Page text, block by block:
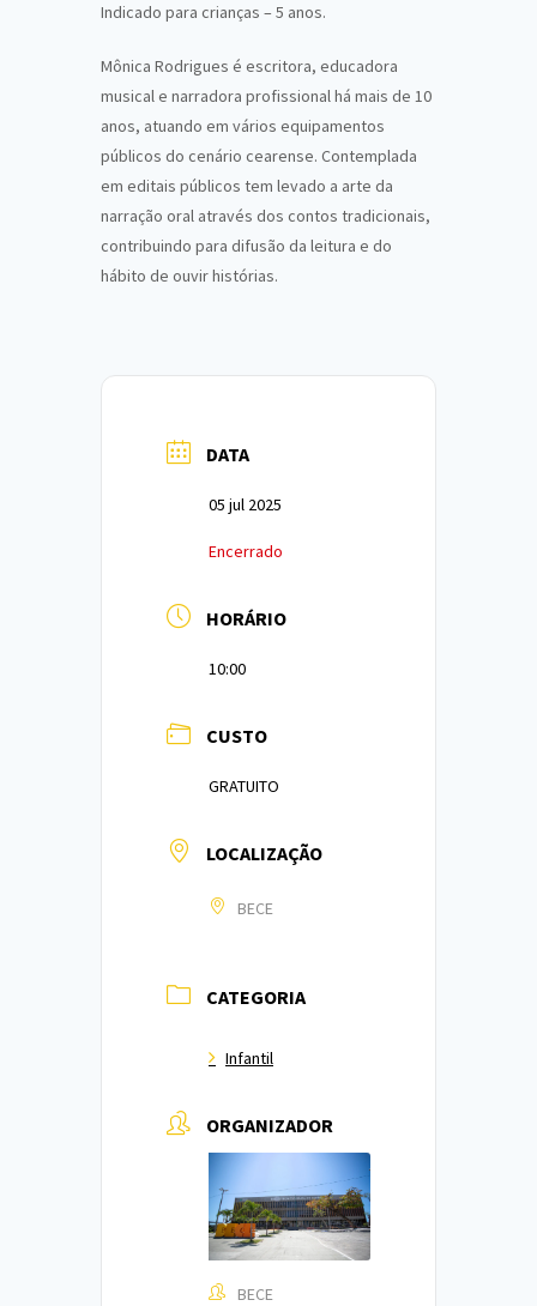
Indicado para crianças – 5 anos.
Mônica Rodrigues é escritora, educadora
musical e narradora profissional há mais de 10
anos, atuando em vários equipamentos
públicos do cenário cearense. Contemplada
em editais públicos tem levado a arte da
narração oral através dos contos tradicionais,
contribuindo para difusão da leitura e do
hábito de ouvir histórias.
DATA
05 jul 2025
Encerrado
HORÁRIO
10:00
CUSTO
GRATUITO
LOCALIZAÇÃO
BECE
CATEGORIA
Infantil
ORGANIZADOR
BECE